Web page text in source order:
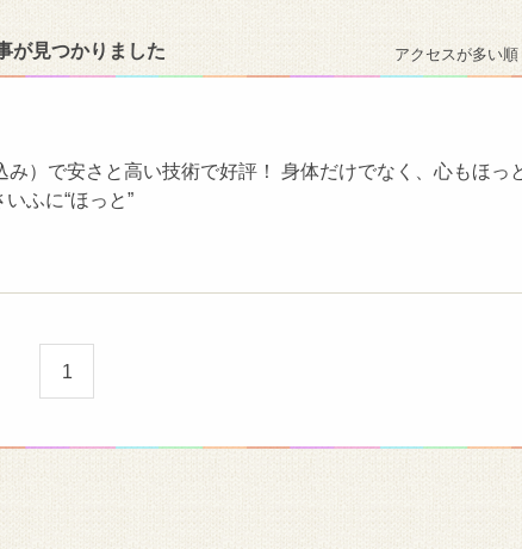
が見つかりました アクセスが多い順
）で安さと高い技術で好評！ 身体だけでなく、心もほっ
ふに“ほっと”
1